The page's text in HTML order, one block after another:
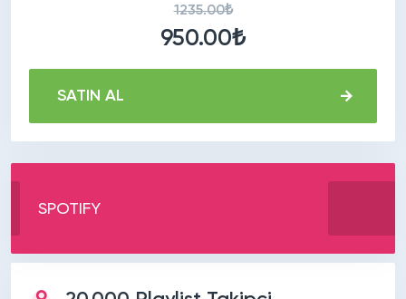
1235.00₺
950.00₺
SATIN AL
SPOTIFY